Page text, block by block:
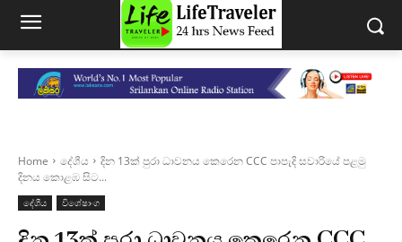
Home දේශීය
දින 13ක් පුරා ධාවනය කෙරෙන CCC පාපැදි සවාරියේ පළමු
දිනය කොළඹ සිට...
දේශීය විශේෂාංග